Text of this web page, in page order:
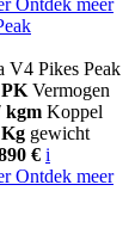
V4 Pikes Peak
PK Vermogen
kgm Koppel
gewicht
€ i
Ontdek meer